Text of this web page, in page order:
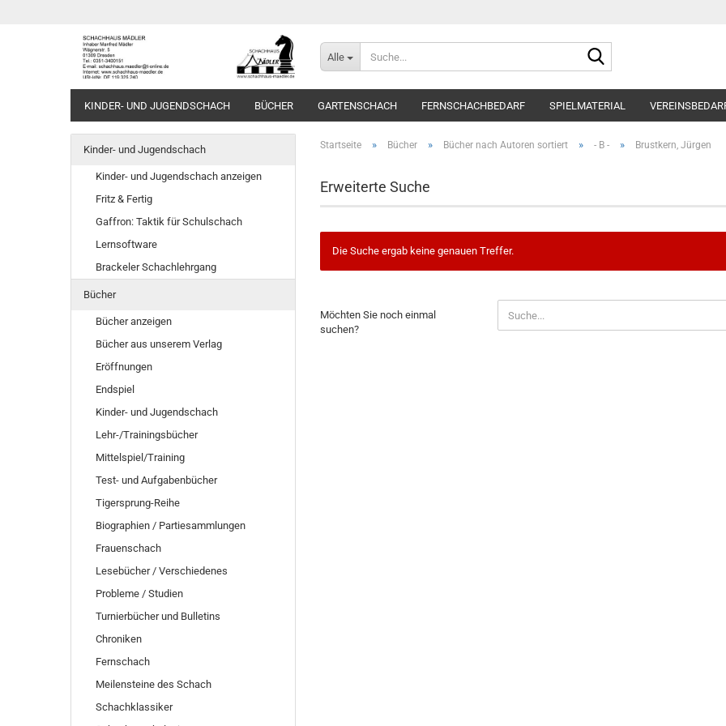
Alle
KINDER- UND JUGENDSCHACH BÜCHER GARTENSCHACH FERNSCHACHBEDARF SPIELMATERIAL
Startseite » Bücher » Bücher nach Autoren sortiert » - B - » Brustkern, Jürgen
Erweiterte Suche
Die Suche ergab keine genauen Treffer.
SIE
NOCH
Möchten Sie noch einmal
suchen?
Kinder- und Jugendschach
Kinder- und Jugendschach anzeigen
Fritz & Fertig
Gaffron: Taktik für Schulschach
Lernsoftware
Brackeler Schachlehrgang
Bücher
Bücher anzeigen
Bücher aus unserem Verlag
Eröffnungen
Endspiel
Kinder- und Jugendschach
Lehr-/Trainingsbücher
Mittelspiel/Training
Test- und Aufgabenbücher
Tigersprung-Reihe
Biographien / Partiesammlungen
Frauenschach
Lesebücher / Verschiedenes
Probleme / Studien
Turnierbücher und Bulletins
Chroniken
Fernschach
Meilensteine des Schach
Schachklassiker